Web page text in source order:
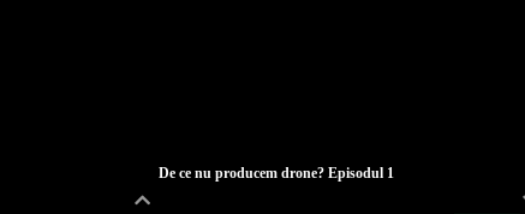
De ce nu producem drone? Episodul 1